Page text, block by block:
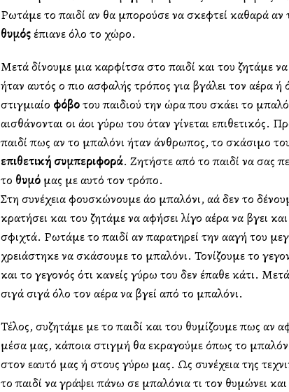
Ρωτάμε το παιδί αν θα μπορούσε να σκεφτεί καθαρά αν
θυμός έπιανε όλο το χώρο.
Μετά δίνουμε μια καρφίτσα στο παιδί και του ζητάμε
ήταν αυτός ο πιο ασφαλής τρόπος για βγάλει τον αέρα ή
στιγμιαίο φόβοτου παιδιού την ώρα που σκάει το
αισθάνονται οι άλλοι γύρω του όταν γίνεται επιθετικός.
παιδί πως αν το μπαλόνι ήταν άνθρωπος, το σκάσιμο
επιθετική συμπεριφορά. Ζητήστε από το παιδί να σας
το θυμό μας με αυτό τον τρόπο.
Στη συνέχεια φουσκώνουμε άλλο μπαλόνι, αλλά δεν το
κρατήσει και του ζητάμε να αφήσει λίγο αέρα να βγει
σφιχτά. Ρωτάμε το παιδί αν παρατηρεί την αλλαγή του
χρειάστηκε να σκάσουμε το μπαλόνι. Τονίζουμε το
και το γεγονός ότι κανείς γύρω του δεν έπαθε κάτι.
σιγά σιγά όλο τον αέρα να βγεί από το μπαλόνι.
Τέλος, συζητάμε με το παιδί και του θυμίζουμε πως αν
μέσα μας, κάποια στιγμή θα εκραγούμε όπως το
στον εαυτό μας ή στους γύρω μας. Ως συνέχεια της
το παιδί να γράψει πάνω σε μπαλόνια τι τον θυμώνει